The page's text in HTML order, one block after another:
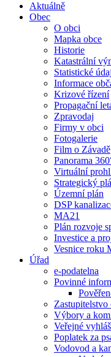
Aktuálně
Obec
O obci
Mapka obce
Historie
Katastrální
Statistické
Informace
Krizové řízení
Propagační
Zpravodaj
Firmy v obci
Fotogalerie
Film o Závadě
Panorama
Virtuální
Strategický
Územní plán
DSP
MA21
Plán rozvoje
Investice a
Vesnice roku
Úřad
e-podatelna
Povinné
Zastupitelstvo
Výbory a
Veřejné
Poplatek za
Vodovod a